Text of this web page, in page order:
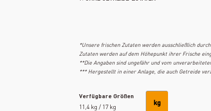
*Unsere frischen Zutaten werden ausschließlich
Zutaten werden auf dem Höhepunkt ihrer Frische
**Die Angaben sind ungefähr und vom
*** Hergestellt in einer Anlage, die auch Getreide
Verfügbare Größen
11,4 kg / 17 kg
kg